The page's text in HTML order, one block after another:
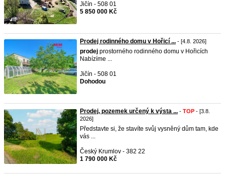
Jičín - 508 01
5 850 000 Kč
Prodej rodinného domu v Hořicí ... - [4.8. 2026]
prodej prostorného rodinného domu v Hořicích
Nabízíme ...
Jičín - 508 01
Dohodou
Prodej, pozemek určený k výsta ... - TOP - [3.8.
2026]
Představte si, že stavíte svůj vysněný dům tam, kde
vás ...
Český Krumlov - 382 22
1 790 000 Kč